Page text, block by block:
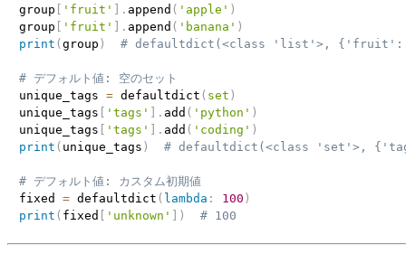
group
'fruit' . append ( 'apple' )
group
'fruit' . append ( 'banana' )
print ( group ) # defaultdict(<class 'list'>, {'fruit':
# デフォルト値: 空のセット
unique_tags = defaultdict ( set )
unique_tags
'tags' . add ( 'python' )
unique_tags
'tags' . add ( 'coding' )
print ( unique_tags ) # defaultdict(<class 'set'>,
# デフォルト値: カスタム初期値
fixed = defaultdict ( lambda : 100 )
print ( fixed 'unknown' ) # 100